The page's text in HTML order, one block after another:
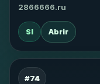
2866666.ru
SI Abrir
#74